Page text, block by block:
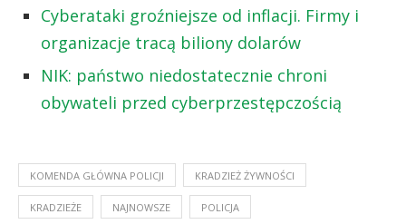
Cyberataki groźniejsze od inflacji. Firmy i
organizacje tracą biliony dolarów
NIK: państwo niedostatecznie chroni
obywateli przed cyberprzestępczością
KOMENDA GŁÓWNA POLICJI KRADZIEŻ ŻYWNOŚCI
KRADZIEŻE NAJNOWSZE POLICJA